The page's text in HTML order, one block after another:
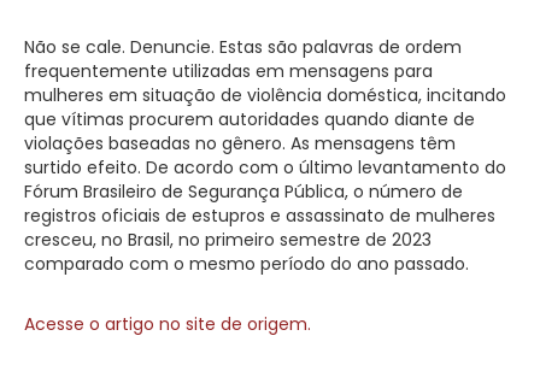
Não se cale. Denuncie. Estas são palavras de ordem
frequentemente utilizadas em mensagens para
mulheres em situação de violência doméstica, incitando
que vítimas procurem autoridades quando diante de
violações baseadas no gênero. As mensagens têm
surtido efeito. De acordo com o último levantamento do
Fórum Brasileiro de Segurança Pública, o número de
registros oficiais de estupros e assassinato de mulheres
cresceu, no Brasil, no primeiro semestre de 2023
comparado com o mesmo período do ano passado.
Acesse o artigo no site de origem.